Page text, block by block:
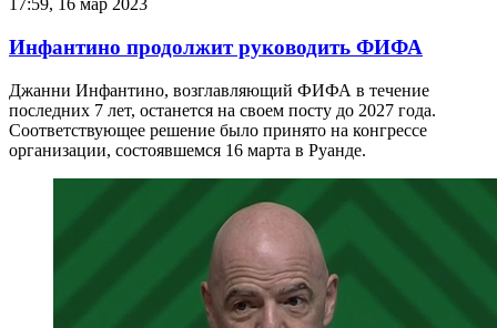
17:59, 16 мар 2023
Инфантино продолжит руководить ФИФА
Джанни Инфантино, возглавляющий ФИФА в течение
последних 7 лет, останется на своем посту до 2027 года.
Соответствующее решение было принято на конгрессе
организации, состоявшемся 16 марта в Руанде.